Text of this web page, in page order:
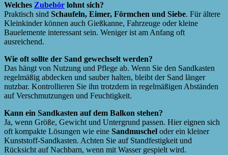
Welches Zubehör lohnt sich?
Praktisch sind Schaufeln, Eimer, Förmchen und Siebe. Für ältere
Kleinkinder können auch Gießkanne, Fahrzeuge oder kleine
Bauelemente interessant sein. Weniger ist am Anfang oft
ausreichend.
Wie oft sollte der Sand gewechselt werden?
Das hängt von Nutzung und Pflege ab. Wenn Sie den Sandkasten
regelmäßig abdecken und sauber halten, bleibt der Sand länger
nutzbar. Kontrollieren Sie ihn trotzdem in regelmäßigen Abständen
auf Verschmutzungen und Feuchtigkeit.
Kann ein Sandkasten auf dem Balkon stehen?
Ja, wenn Größe, Gewicht und Untergrund passen. Hier eignen sich
oft kompakte Lösungen wie eine Sandmuschel oder ein kleiner
Kunststoff-Sandkasten. Achten Sie auf Standfestigkeit und
Rücksicht auf Nachbarn, wenn mit Wasser gespielt wird.